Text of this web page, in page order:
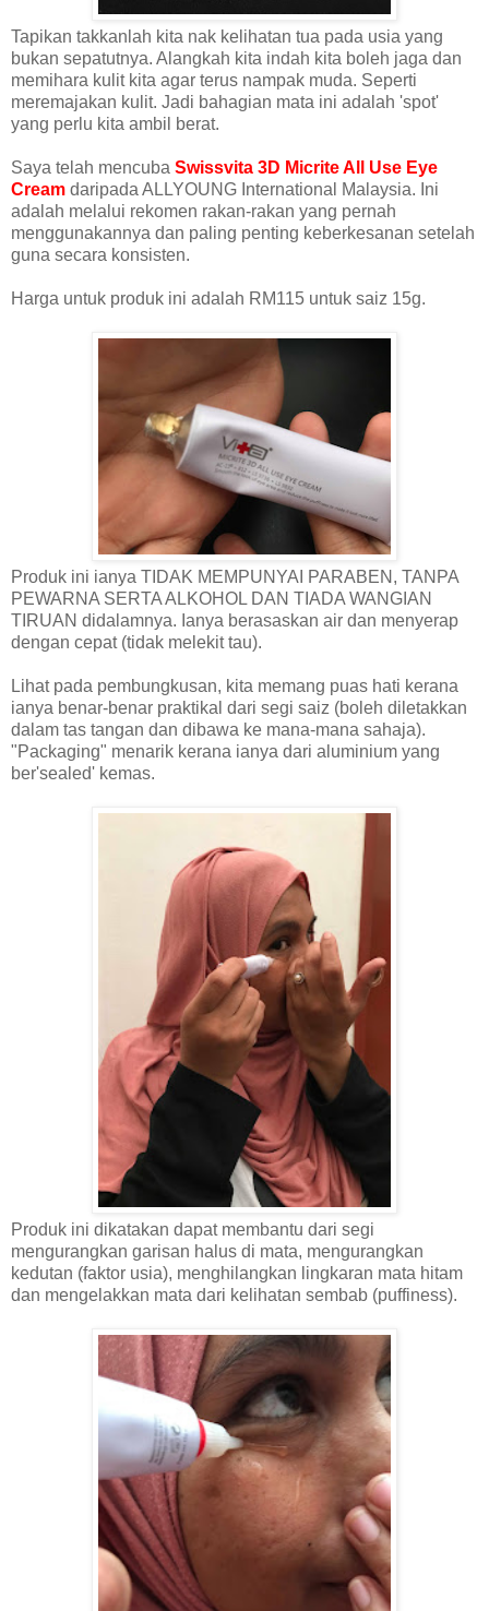
Tapikan takkanlah kita nak kelihatan tua pada usia yang
bukan sepatutnya. Alangkah kita indah kita boleh jaga dan
memihara kulit kita agar terus nampak muda. Seperti
meremajakan kulit. Jadi bahagian mata ini adalah 'spot'
yang perlu kita ambil berat.
Saya telah mencuba Swissvita 3D Micrite All Use Eye
Cream daripada ALLYOUNG International Malaysia. Ini
adalah melalui rekomen rakan-rakan yang pernah
menggunakannya dan paling penting keberkesanan setelah
guna secara konsisten.
Harga untuk produk ini adalah RM115 untuk saiz 15g.
Produk ini ianya TIDAK MEMPUNYAI PARABEN, TANPA
PEWARNA SERTA ALKOHOL DAN TIADA WANGIAN
TIRUAN didalamnya. Ianya berasaskan air dan menyerap
dengan cepat (tidak melekit tau).
Lihat pada pembungkusan, kita memang puas hati kerana
ianya benar-benar praktikal dari segi saiz (boleh diletakkan
dalam tas tangan dan dibawa ke mana-mana sahaja).
"Packaging" menarik kerana ianya dari aluminium yang
ber'sealed' kemas.
Produk ini dikatakan dapat membantu dari segi
mengurangkan garisan halus di mata, mengurangkan
kedutan (faktor usia), menghilangkan lingkaran mata hitam
dan mengelakkan mata dari kelihatan sembab (puffiness).